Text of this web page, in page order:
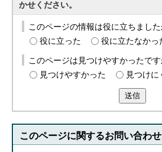
かせください。
このページの情報は役に立ちました
役に立った
役に立たなかっ
このページは見つけやすかったです
見つけやすかった
見つけに
送信
このページに関するお問い合わせ